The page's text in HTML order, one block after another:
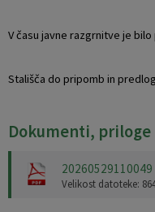
V času javne razgrnitve je
Stališča do pripomb in
Dokumenti, priloge
20260529110049
Velikost datoteke:
Katalog informacij javnega
Notranja prijava po Zakonu o